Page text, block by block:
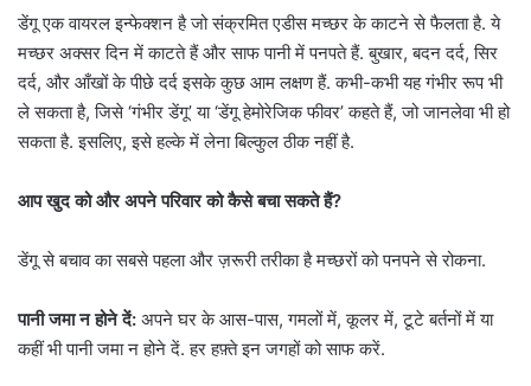
डेंगू एक वायरल इन्फेक्शन है जो संक्रमित एडीस मच्छर के काटने से फैलता है. ये
मच्छर अक्सर दिन में काटते हैं और साफ पानी में पनपते हैं. बुखार, बदन दर्द, सिर
दर्द, और आँखों के पीछे दर्द इसके कुछ आम लक्षण हैं. कभी-कभी यह गंभीर रूप भी
ले सकता है, जिसे ‘गंभीर डेंगू’ या ‘डेंगू हेमोरेजिक फीवर’ कहते हैं, जो जानलेवा भी हो
सकता है. इसलिए, इसे हल्के में लेना बिल्कुल ठीक नहीं है.
आप खुद को और अपने परिवार को कैसे बचा सकते हैं?
डेंगू से बचाव का सबसे पहला और ज़रूरी तरीका है मच्छरों को पनपने से रोकना.
पानी जमा न होने दें: अपने घर के आस-पास, गमलों में, कूलर में, टूटे बर्तनों में या
कहीं भी पानी जमा न होने दें. हर हफ़्ते इन जगहों को साफ करें.